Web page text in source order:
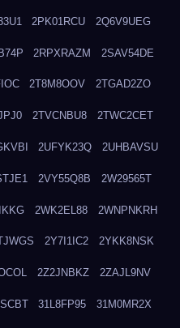
2PK01RCU 2Q6V9UEG
2RPXRAZM 2SAV54DE
2T8M8OOV 2TGAD2ZO
2TVCNBU8 2TWC2CET
2UFYK23Q 2UHBAVSU
2VY55Q8B 2W29565T
2WK2EL88 2WNPNKRH
2Y7I1IC2 2YKK8NSK
2Z2JNBKZ 2ZAJL9NV
31L8FP95 31M0MR2X